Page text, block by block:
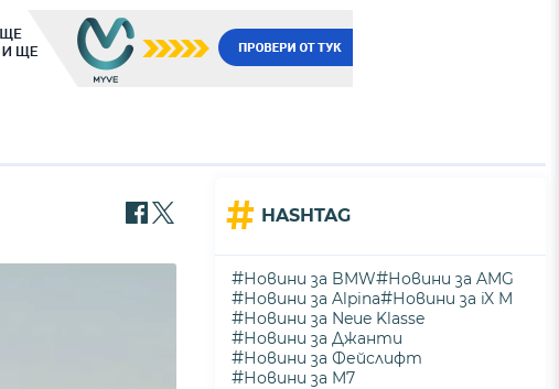
# HASHTAG
#Новини за BMW#Новини за AMG
#Новини за Alpina#Новини за iX M
#Новини за Neue Klasse
#Новини за Джанти
#Новини за Фейслифт
#Новини за M7